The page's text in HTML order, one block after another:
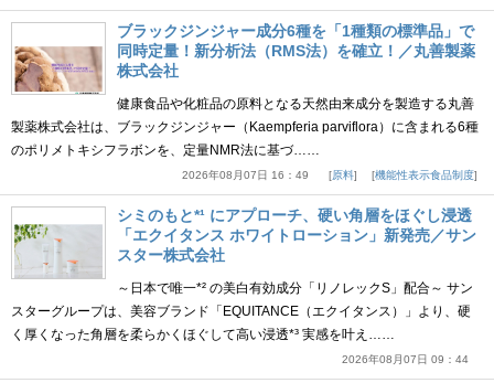
ブラックジンジャー成分6種を「1種類の標準品」で
同時定量！新分析法（RMS法）を確立！／丸善製薬
株式会社
健康食品や化粧品の原料となる天然由来成分を製造する丸善
製薬株式会社は、ブラックジンジャー（Kaempferia parviflora）に含まれる6種
のポリメトキシフラボンを、定量NMR法に基づ……
2026年08月07日 16：49 原料 機能性表示食品制度
シミのもと*¹ にアプローチ、硬い角層をほぐし浸透
「エクイタンス ホワイトローション」新発売／サン
スター株式会社
～日本で唯一*² の美白有効成分「リノレックS」配合～ サン
スターグループは、美容ブランド「EQUITANCE（エクイタンス）」より、硬
く厚くなった角層を柔らかくほぐして高い浸透*³ 実感を叶え……
2026年08月07日 09：44